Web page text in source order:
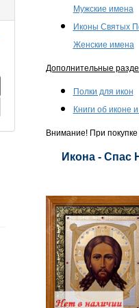
Мужские имена
Иконы Святых
Женские имена
Дополнительные
Полки для икон
Книги об иконе
Внимание! При покупке
Икона - Спас